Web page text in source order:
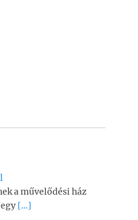
a művelődési ház
[…]